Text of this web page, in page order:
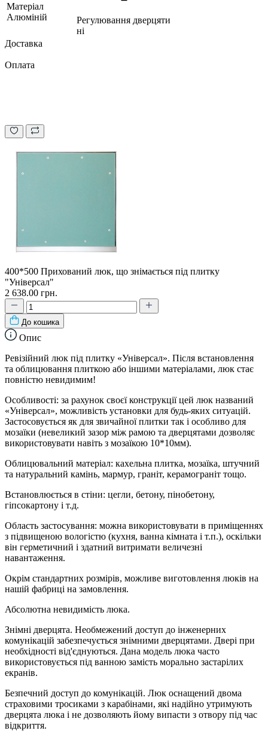
Матеріал
Алюміній
Регулювання дверцяти
ні
Доставка
Оплата
400*500 Прихований люк, що знімається під плитку
"Універсал"
2 638.00 грн.
До кошика
Опис
Ревізійний люк під плитку «Універсал». Після встановлення
та облицювання плиткою або іншими матеріалами, люк стає
повністю невидимим!
Особливості: за рахунок своєї конструкції цей люк названий
«Універсал», можливість установки для будь-яких ситуацій.
Застосовується як для звичайної плитки так і особливо для
мозаїки (невеликий зазор між рамою та дверцятами дозволяє
використовувати навіть з мозаїкою 10*10мм).
Облицювальний матеріал: кахельна плитка, мозаїка, штучний
та натуральний камінь, мармур, граніт, керамограніт тощо.
Встановлюється в стіни: цегли, бетону, пінобетону,
гіпсокартону і т.д.
Область застосування: можна використовувати в приміщеннях
з підвищеною вологістю (кухня, ванна кімната і т.п.), оскільки
він герметичний і здатний витримати величезні
навантаження.
Окрім стандартних розмірів, можливе виготовлення люків на
нашій фабриці на замовлення.
Абсолютна невидимість люка.
Знімні дверцята. Необмежений доступ до інженерних
комунікацій забезпечується знімними дверцятами. Двері при
необхідності від'єднуються. Дана модель люка часто
використовується під ванною замість морально застарілих
екранів.
Безпечний доступ до комунікацій. Люк оснащений двома
страховими тросиками з карабінами, які надійно утримують
дверцята люка і не дозволяють йому випасти з отвору під час
відкриття.